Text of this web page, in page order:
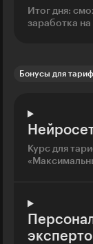
Итог дня:
заработка
Бонусы для
Курс для